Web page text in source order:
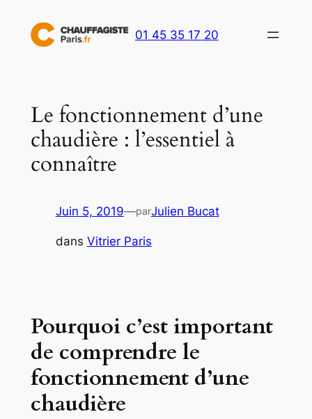
contenu
01 45 35 17 20
Le fonctionnement d’une
chaudière : l’essentiel à
connaître
Juin 5, 2019—parJulien Bucat
dans Vitrier Paris
Pourquoi c’est important
de comprendre le
fonctionnement d’une
chaudière